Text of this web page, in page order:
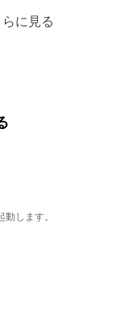
らに見る
します。